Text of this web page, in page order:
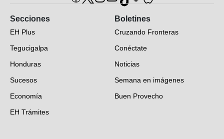
Secciones
EH Plus
Tegucigalpa
Honduras
Sucesos
Economía
EH Trámites
Boletines
Cruzando Fronteras
Conéctate
Noticias
Semana en imágenes
Buen Provecho